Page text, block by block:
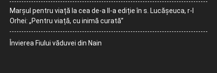
Marșul pentru viață la cea de-a II-a ediție în s. Lucășeuca, r-l
Orhei: „Pentru viață, cu inimă curată”
Învierea Fiului văduvei din Nain